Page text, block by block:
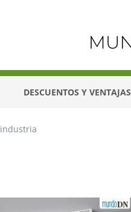
DESCUENTOS Y VENTAJAS